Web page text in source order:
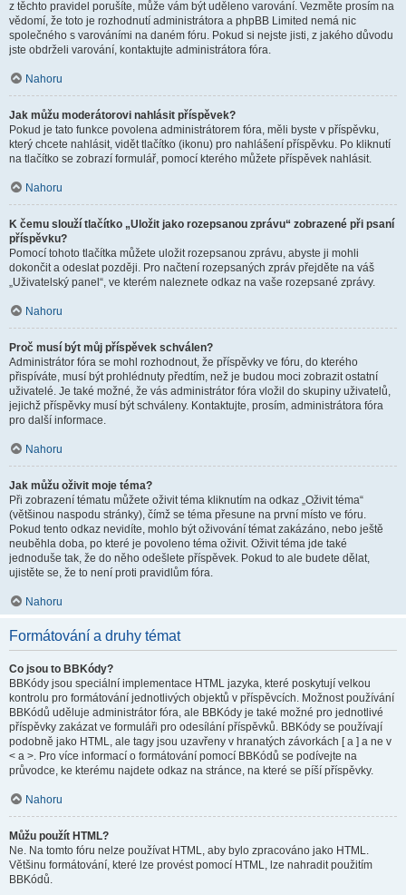
z těchto pravidel porušíte, může vám být uděleno varování. Vezměte prosím na
vědomí, že toto je rozhodnutí administrátora a phpBB Limited nemá nic
společného s varováními na daném fóru. Pokud si nejste jisti, z jakého důvodu
jste obdrželi varování, kontaktujte administrátora fóra.
Nahoru
Jak můžu moderátorovi nahlásit příspěvek?
Pokud je tato funkce povolena administrátorem fóra, měli byste v příspěvku,
který chcete nahlásit, vidět tlačítko (ikonu) pro nahlášení příspěvku. Po kliknutí
na tlačítko se zobrazí formulář, pomocí kterého můžete příspěvek nahlásit.
Nahoru
K čemu slouží tlačítko „Uložit jako rozepsanou zprávu“ zobrazené při psaní
příspěvku?
Pomocí tohoto tlačítka můžete uložit rozepsanou zprávu, abyste ji mohli
dokončit a odeslat později. Pro načtení rozepsaných zpráv přejděte na váš
„Uživatelský panel“, ve kterém naleznete odkaz na vaše rozepsané zprávy.
Nahoru
Proč musí být můj příspěvek schválen?
Administrátor fóra se mohl rozhodnout, že příspěvky ve fóru, do kterého
přispíváte, musí být prohlédnuty předtím, než je budou moci zobrazit ostatní
uživatelé. Je také možné, že vás administrátor fóra vložil do skupiny uživatelů,
jejichž příspěvky musí být schváleny. Kontaktujte, prosím, administrátora fóra
pro další informace.
Nahoru
Jak můžu oživit moje téma?
Při zobrazení tématu můžete oživit téma kliknutím na odkaz „Oživit téma“
(většinou naspodu stránky), čímž se téma přesune na první místo ve fóru.
Pokud tento odkaz nevidíte, mohlo být oživování témat zakázáno, nebo ještě
neuběhla doba, po které je povoleno téma oživit. Oživit téma jde také
jednoduše tak, že do něho odešlete příspěvek. Pokud to ale budete dělat,
ujistěte se, že to není proti pravidlům fóra.
Nahoru
Formátování a druhy témat
Co jsou to BBKódy?
BBKódy jsou speciální implementace HTML jazyka, které poskytují velkou
kontrolu pro formátování jednotlivých objektů v příspěvcích. Možnost používání
BBKódů uděluje administrátor fóra, ale BBKódy je také možné pro jednotlivé
příspěvky zakázat ve formuláři pro odesílání příspěvků. BBKódy se používají
podobně jako HTML, ale tagy jsou uzavřeny v hranatých závorkách [ a ] a ne v
< a >. Pro více informací o formátování pomocí BBKódů se podívejte na
průvodce, ke kterému najdete odkaz na stránce, na které se píší příspěvky.
Nahoru
Můžu použít HTML?
Ne. Na tomto fóru nelze používat HTML, aby bylo zpracováno jako HTML.
Většinu formátování, které lze provést pomocí HTML, lze nahradit použitím
BBKódů.